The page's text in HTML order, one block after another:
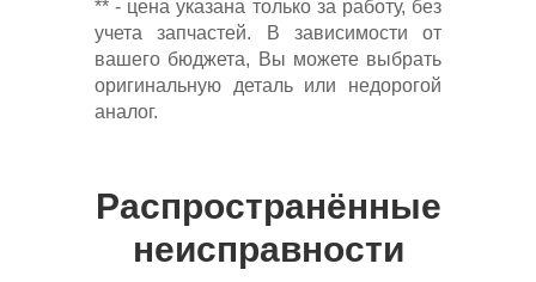
** - цена указана только за работу, без
учета запчастей. В зависимости от
вашего бюджета, Вы можете выбрать
оригинальную деталь или недорогой
аналог.
Распространённые
неисправности